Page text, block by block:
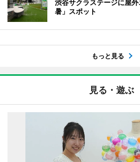
渋谷サクラステージに屋
暑」スポット
もっと見る
見る・遊ぶ